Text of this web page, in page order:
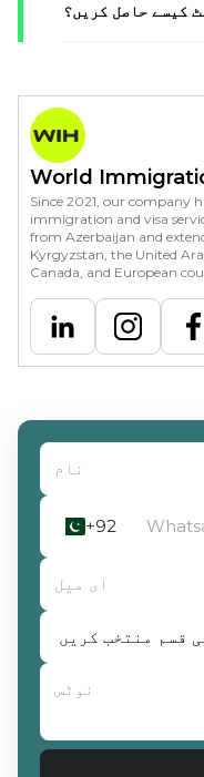
کیسے حاصل کریں؟
World
Since 2021, our company
immigration and visa
from Azerbaijan and
Kyrgyzstan, the United
Canada, and European
+92
قسم منتخب کریں